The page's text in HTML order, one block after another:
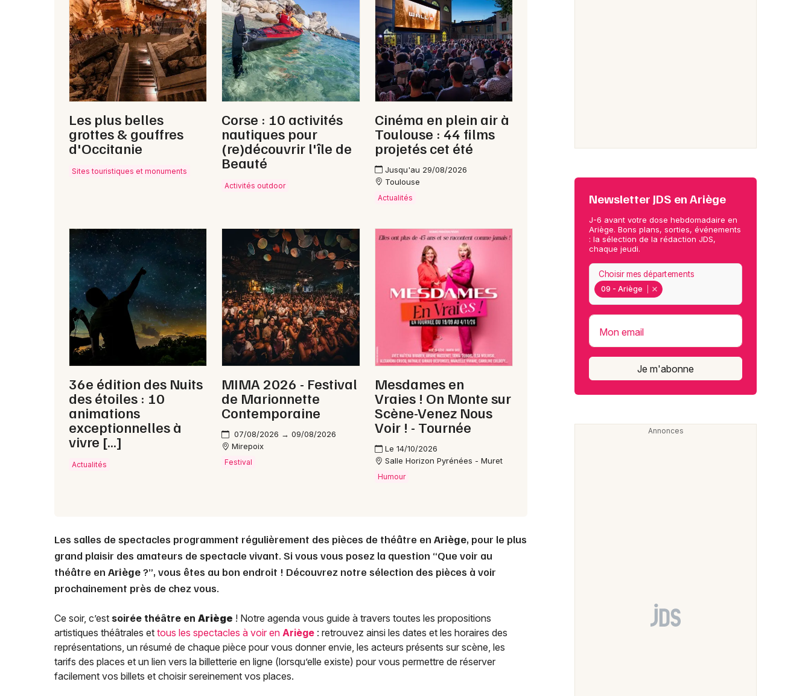
Newsletter des sorties
Artistes en tournée
Actus en Ariège
Magazine en Ariège
09 - Ariège
Choisir mes départements
Mon email
Je m'abonne
Les plus belles
grottes & gouffres
d'Occitanie
Sites touristiques et monuments
Corse : 10 activités
nautiques pour
(re)découvrir l'île de
Beauté
Activités outdoor
Cinéma en plein air à
Toulouse : 44 films
projetés cet été
Jusqu'au 29/08/2026
Toulouse
Actualités
36e édition des Nuits
des étoiles : 10
animations
exceptionnelles à
vivre […]
Actualités
MIMA 2026 - Festival
de Marionnette
Contemporaine
07/08/2026 → 09/08/2026
Mirepoix
Festival
Mesdames en
Vraies ! On Monte sur
Scène-Venez Nous
Voir ! - Tournée
Le 14/10/2026
Salle Horizon Pyrénées - Muret
Humour
Les salles de spectacles programment régulièrement des pièces de théâtre en Ariège, pour le plus
grand plaisir des amateurs de spectacle vivant. Si vous vous posez la question “Que voir au
théâtre en Ariège?”, vous êtes au bon endroit ! Découvrez notre sélection des pièces à voir
prochainement près de chez vous.
Ce soir, c’est soirée théâtre en Ariège ! Notre agenda vous guide à travers toutes les propositions
artistiques théâtrales et tous les spectacles à voir en Ariège : retrouvez ainsi les dates et les horaires des
représentations, un résumé de chaque pièce pour vous donner envie, les acteurs présents sur scène, les
tarifs des places et un lien vers la billetterie en ligne (lorsqu’elle existe) pour vous permettre de réserver
facilement vos billets et choisir sereinement vos places.
Newsletter JDS en Ariège
J-6 avant votre dose hebdomadaire en
Ariège. Bons plans, sorties, événements
: la sélection de la rédaction JDS,
chaque jeudi.
09 - Ariège
Choisir mes départements
Mon email
Je m'abonne